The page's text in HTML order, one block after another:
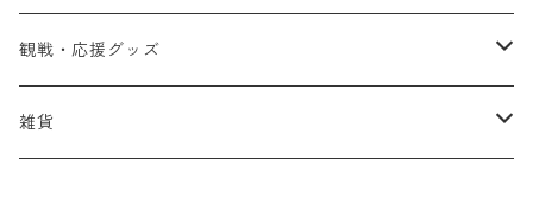
Tシャツ
観戦・応援グッズ
タオル
雑貨